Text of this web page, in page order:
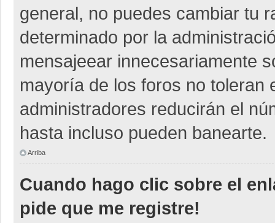
general, no puedes cambiar tu
determinado por la
mensajeear innecesariamente
mayoría de los foros no toleran
administradores reducirán el
hasta incluso pueden banearte.
Arriba
Cuando hago clic sobre el
pide que me registre!